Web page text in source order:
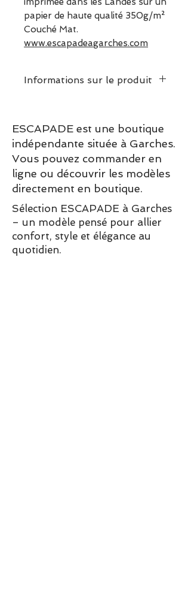
papier de haute qualité 350g/m²
Couché Mat.
www.escapadeagarches.com
Informations sur le produit
Poids : 0.4 kg
ESCAPADE est une boutique
indépendante située à Garches.
Vous pouvez commander en
ligne ou découvrir les modèles
directement en boutique.
Sélection ESCAPADE à Garches
– un modèle pensé pour allier
confort, style et élégance au
quotidien.